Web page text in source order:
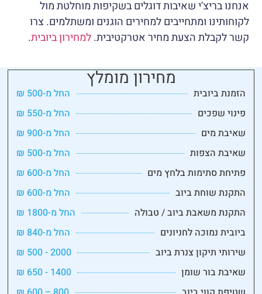
אנחנו בריצ'י שאיבות דוגלים בשקיפות מוחלטת מול
לקוחותינו ומתחייבים למחירים הוגנים ומשתלמים. צרו
קשר לקבלת הצעת מחיר אטרקטיבית.למחירון ביובית.
מחירון מומלץ
הזמנת ביובית
החל מ-500 ₪
פינוי שפכים
החל מ-550 ₪
שאיבת מים
החל מ-900 ₪
שאיבת הצפות
החל מ-500 ₪
פתיחת סתימות בלחץ מים
החל מ-600 ₪
התקנת שוחת ביוב
החל מ-600 ₪
התקנת משאבת ביוב / טבולה
החל מ-1800 ₪
ביובית נמוכה לחניונים
החל מ-840 ₪
שירותי תיקון צנרת ביוב
2000 - 500 ₪
שאיבת בור שומן
1400 - 650 ₪